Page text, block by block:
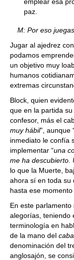
paz.
M: Por eso
Jugar al ajedrez
podamos
un objetivo muy
humanos
extremas
Block, quien
que en la partida
confesor, más el
muy hábil”, aunque
inmediato le confía
implementar “una
me ha descubierto.
lo que la Muerte,
ahora sí en toda su
hasta ese
En este
alegorías, teniendo
terminología en
de la mano del
denominación del
anglosajón, se